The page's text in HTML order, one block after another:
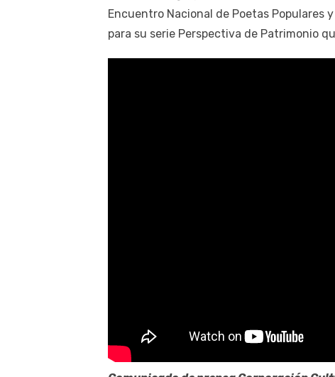
Encuentro Nacional de Poetas Populares
para su serie Perspectiva de Patrimonio